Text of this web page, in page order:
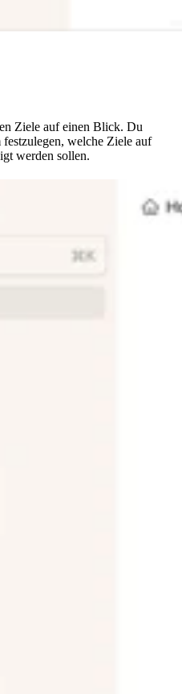
Ziele auf einen Blick. Du
welche Ziele auf
werden sollen.